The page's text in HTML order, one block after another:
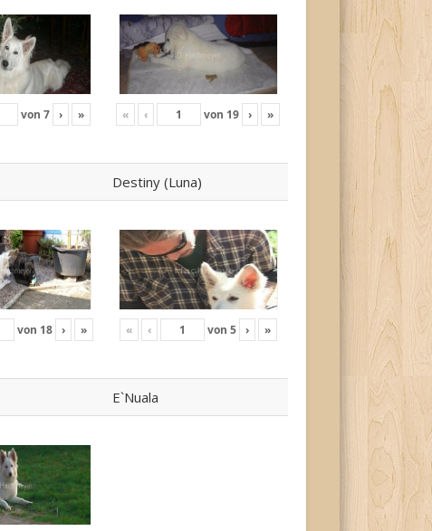
von 7 › » « ‹ von 19 › »
Destiny (Luna)
von 18 › » « ‹ von 5 › »
E`Nuala